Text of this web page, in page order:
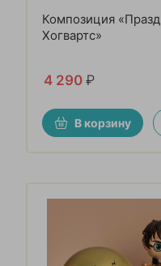
Композиция
Хогвартс»
4 290 ₽
В корзину